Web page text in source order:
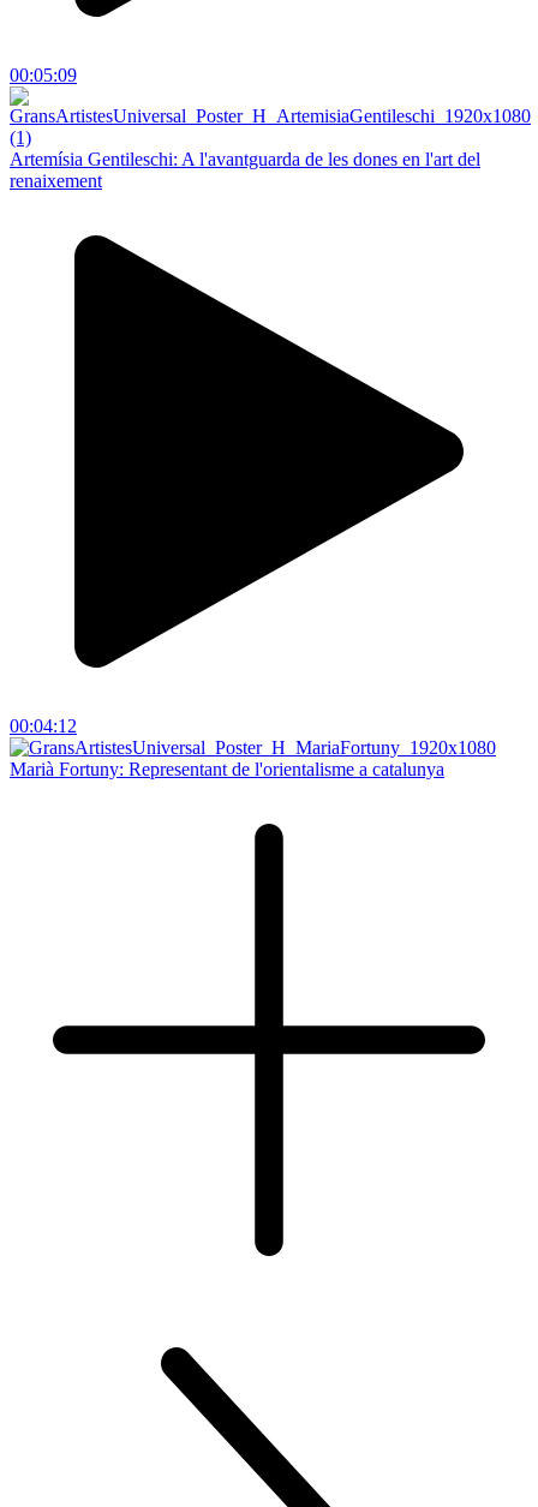
00:05:09
Artemísia Gentileschi: A l'avantguarda de les dones en l'art del
renaixement
00:04:12
Marià Fortuny: Representant de l'orientalisme a catalunya